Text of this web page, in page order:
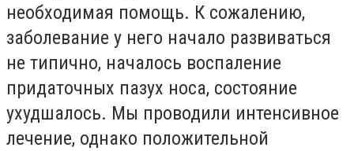
необходимая помощь. К сожалению,
заболевание у него начало развиваться
не типично, началось воспаление
придаточных пазух носа, состояние
ухудшалось. Мы проводили интенсивное
лечение, однако положительной